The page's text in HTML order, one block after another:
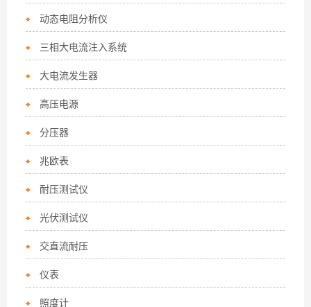
动态电阻分析仪
三相大电流注入系统
大电流发生器
高压电源
分压器
兆欧表
耐压测试仪
光伏测试仪
交直流耐压
仪表
照度计